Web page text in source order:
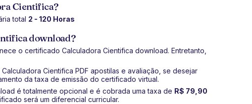
Cientifica?
total 2 - 120 Horas
download?
o certificado Calculadora Cientifica download. Entretanto,
Cientifica PDF apostilas e avaliação, se desejar
da taxa de emissão do certificado virtual.
é totalmente opcional e é cobrada uma taxa de R$ 79,90
será um diferencial curricular.